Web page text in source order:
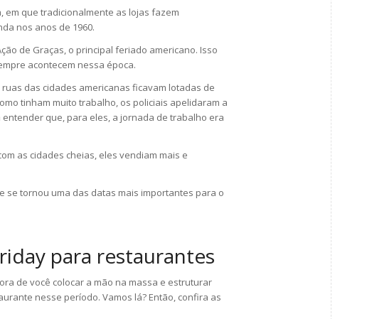
em que tradicionalmente as lojas fazem
nos anos de 1960.
de Graças, o principal feriado americano. Isso
acontecem nessa época.
das cidades americanas ficavam lotadas de
tinham muito trabalho, os policiais apelidaram a
que, para eles, a jornada de trabalho era
as cidades cheias, eles vendiam mais e
se tornou uma das datas mais importantes para o
para restaurantes
de você colocar a mão na massa e estruturar
nesse período. Vamos lá? Então, confira as